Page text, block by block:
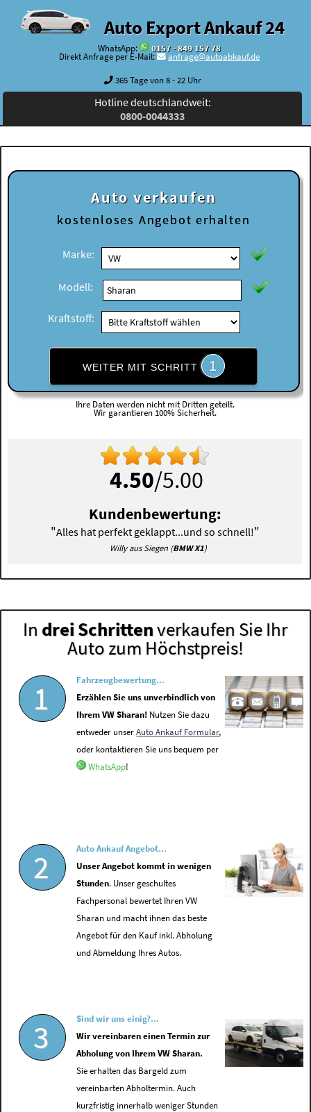
Auto Export Ankauf 24
WhatsApp:
0157 - 849 157 78
Direkt Anfrage per E-Mail:
anfrage@autoabkauf.de
365 Tage von 8 - 22 Uhr
Hotline deutschlandweit:
0800-0044333
Auto verkaufen
kostenloses Angebot erhalten
Marke:
Modell:
Kraftstoff:
WEITER MIT SCHRITT 1
Ihre Daten werden nicht mit Dritten geteilt.
Wir garantieren 100% Sicherheit.
4.50/5.00
Kundenbewertung:
"Alles hat perfekt geklappt...und so schnell!"
Willy aus Siegen (BMW X1)
In drei Schrittenverkaufen Sie Ihr
Auto zum Höchstpreis!
1
Fahrzeugbewertung...
Erzählen Sie uns unverbindlich von
Ihrem VW Sharan! Nutzen Sie dazu
entweder unserAuto Ankauf Formular,
oder kontaktieren Sie uns bequem per
WhatsApp!
2
Auto Ankauf Angebot...
Unser Angebot kommt in wenigen
Stunden. Unser geschultes
Fachpersonal bewertet Ihren VW
Sharan und macht ihnen das beste
Angebot für den Kauf inkl. Abholung
und Abmeldung Ihres Autos.
3
Sind wir uns einig?...
Wir vereinbaren einen Termin zur
Abholung von Ihrem VW Sharan.
Sie erhalten das Bargeld zum
vereinbarten Abholtermin. Auch
kurzfristig innerhalb weniger Stunden